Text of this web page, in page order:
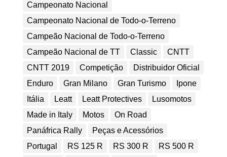
Campeonato Nacional
Campeonato Nacional de Todo-o-Terreno
Campeão Nacional de Todo-o-Terreno
Campeão Nacional de TT
Classic
CNTT
CNTT 2019
Competição
Distribuidor Oficial
Enduro
Gran Milano Gran Turismo
Ipone
Itália
Leatt Leatt Protectives
Lusomotos
Made in Italy
Motos
On Road
Panáfrica Rally
Peças e Acessórios
Portugal
RS 125 R RS 300 R
RS 500 R